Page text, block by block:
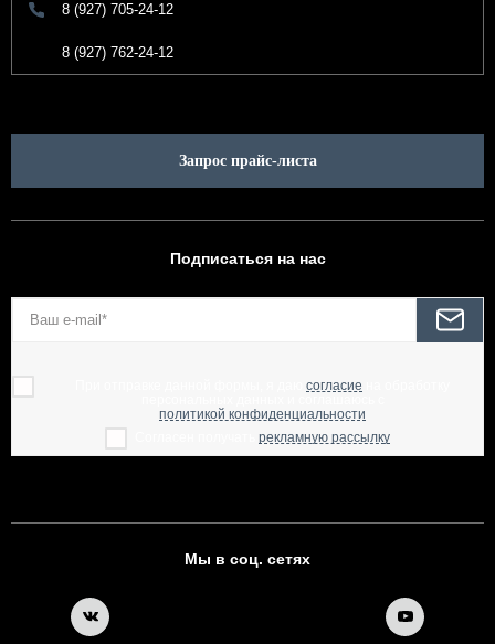
8 (927) 705-24-12
8 (927) 762-24-12
Запрос прайс-листа
Подписаться на нас
согласие
политикой конфиденциальности
рекламную рассылку
Мы в соц. сетях